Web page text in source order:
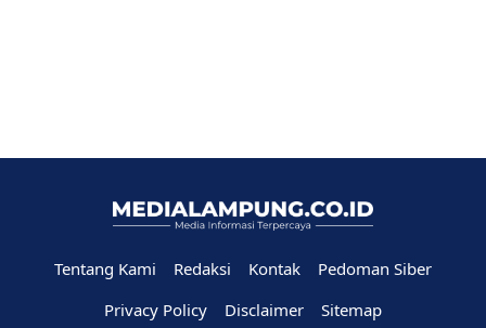
Tentang Kami Redaksi Kontak
Pedoman Siber
Privacy Policy
Disclaimer Sitemap